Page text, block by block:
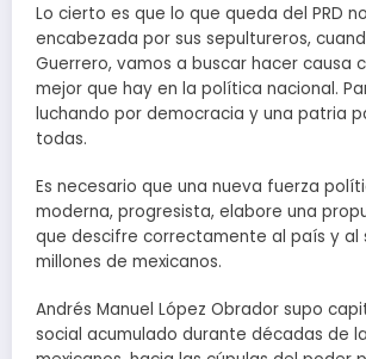
Lo cierto es que lo que queda del PRD
encabezada por sus sepultureros,
Guerrero, vamos a buscar hacer causa
mejor que hay en la política nacional.
luchando por democracia y una patria
todas.
Es necesario que una nueva fuerza
moderna, progresista, elabore una
que descifre correctamente al país y al
millones de mexicanos.
Andrés Manuel López Obrador supo
social acumulado durante décadas de